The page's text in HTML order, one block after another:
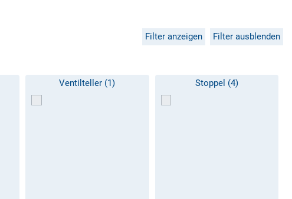
Filter anzeigen Filter ausblenden
Ventilteller (1) Stoppel (4)